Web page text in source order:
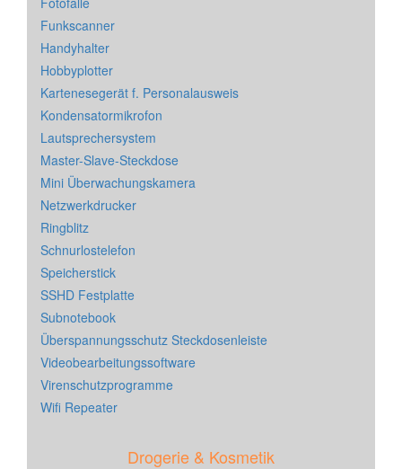
Funkscanner
Handyhalter
Hobbyplotter
Kartenesegerät f. Personalausweis
Kondensatormikrofon
Lautsprechersystem
Master-Slave-Steckdose
Mini Überwachungskamera
Netzwerkdrucker
Ringblitz
Schnurlostelefon
Speicherstick
SSHD Festplatte
Subnotebook
Überspannungsschutz Steckdosenleiste
Videobearbeitungssoftware
Virenschutzprogramme
Wifi Repeater
Drogerie & Kosmetik